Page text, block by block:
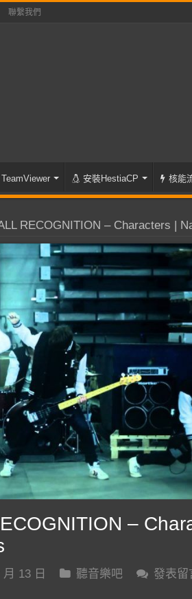
聯繫我們
安裝HestiaCP 核能
RECOGNITION – Characters |
–
13 日 聽音樂吧
發表留